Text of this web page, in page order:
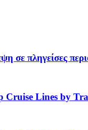
σε πληγείσες
Cruise Lines by